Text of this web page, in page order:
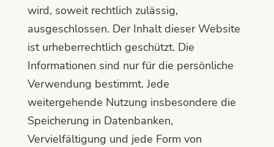
wird, soweit rechtlich zulässig,
ausgeschlossen. Der Inhalt dieser Website
ist urheberrechtlich geschützt. Die
Informationen sind nur für die persönliche
Verwendung bestimmt. Jede
weitergehende Nutzung insbesondere die
Speicherung in Datenbanken,
Vervielfältigung und jede Form von